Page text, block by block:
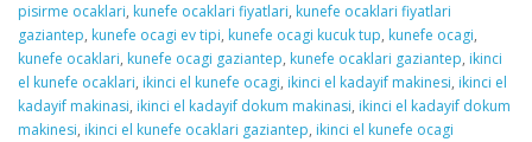
pisirme ocaklari, kunefe ocaklari fiyatlari, kunefe ocaklari fiyatlari
gaziantep, kunefe ocagi ev tipi, kunefe ocagi kucuk tup, kunefe ocagi,
kunefe ocaklari, kunefe ocagi gaziantep, kunefe ocaklari gaziantep, ikinci
el kunefe ocaklari, ikinci el kunefe ocagi, ikinci el kadayif makinesi, ikinci el
kadayif makinasi, ikinci el kadayif dokum makinasi, ikinci el kadayif dokum
makinesi, ikinci el kunefe ocaklari gaziantep, ikinci el kunefe ocagi